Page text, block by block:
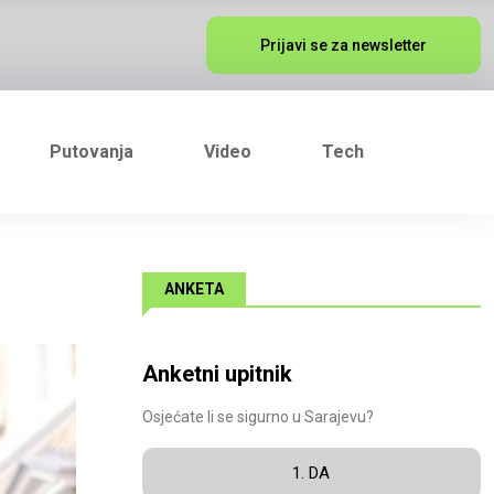
Prijavi se za newsletter
Putovanja Video Tech
ANKETA
Anketni upitnik
Osjećate li se sigurno u Sarajevu?
1. DA